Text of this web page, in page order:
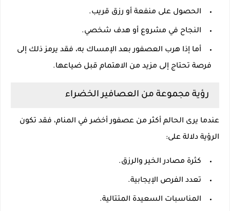
الحصول على منفعة أو رزق قريب.
النجاح في مشروع أو هدف شخصي.
أما إذا هرب العصفور بعد الإمساك به، فقد يرمز ذلك إلى
فرصة تحتاج إلى مزيد من الاهتمام قبل ضياعها.
رؤية مجموعة من العصافير الخضراء
عندما يرى الحالم أكثر من عصفور أخضر في المنام، فقد تكون
الرؤية دلالة على:
كثرة مصادر الخير والرزق.
تعدد الفرص الإيجابية.
المناسبات السعيدة المتتالية.